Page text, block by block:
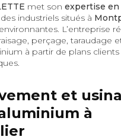
met son expertise en
industriels situés à
L’entreprise
perçage, taraudage
à partir de plans
et
à